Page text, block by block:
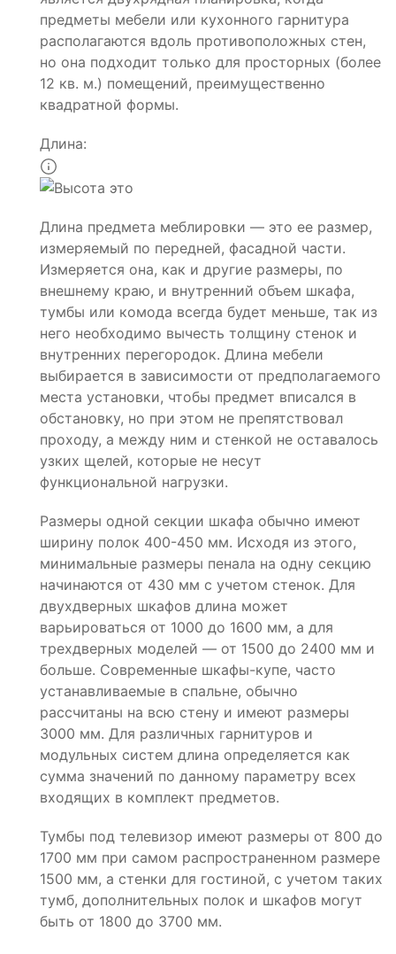
предметы мебели или кухонного гарнитура
располагаются вдоль противоположных стен,
но она подходит только для просторных (более
12 кв. м.) помещений, преимущественно
квадратной формы.
Длина:
Длина предмета меблировки — это ее размер,
измеряемый по передней, фасадной части.
Измеряется она, как и другие размеры, по
внешнему краю, и внутренний объем шкафа,
тумбы или комода всегда будет меньше, так из
него необходимо вычесть толщину стенок и
внутренних перегородок. Длина мебели
выбирается в зависимости от предполагаемого
места установки, чтобы предмет вписался в
обстановку, но при этом не препятствовал
проходу, а между ним и стенкой не оставалось
узких щелей, которые не несут
функциональной нагрузки.
Размеры одной секции шкафа обычно имеют
ширину полок 400-450 мм. Исходя из этого,
минимальные размеры пенала на одну секцию
начинаются от 430 мм с учетом стенок. Для
двухдверных шкафов длина может
варьироваться от 1000 до 1600 мм, а для
трехдверных моделей — от 1500 до 2400 мм и
больше. Современные шкафы-купе, часто
устанавливаемые в спальне, обычно
рассчитаны на всю стену и имеют размеры
3000 мм. Для различных гарнитуров и
модульных систем длина определяется как
сумма значений по данному параметру всех
входящих в комплект предметов.
Тумбы под телевизор имеют размеры от 800 до
1700 мм при самом распространенном размере
1500 мм, а стенки для гостиной, с учетом таких
тумб, дополнительных полок и шкафов могут
быть от 1800 до 3700 мм.